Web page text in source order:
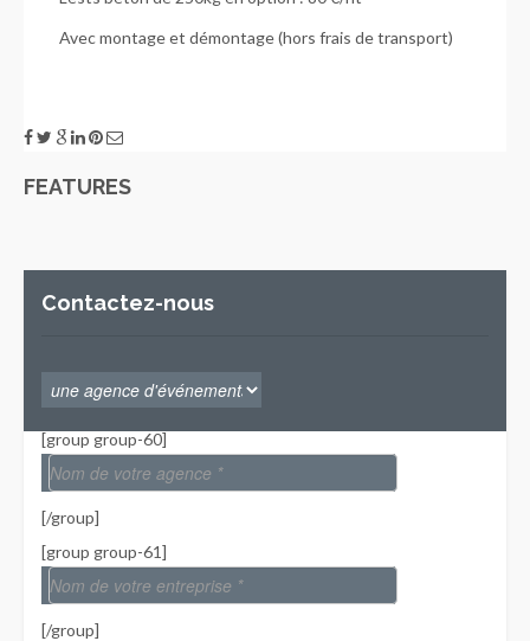
Avec montage et démontage (hors frais de transport)
FEATURES
Contactez-nous
[group group-60]
[/group]
[group group-61]
[/group]